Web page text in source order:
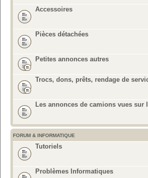
Accessoires
Pièces détachées
Petites annonces autres
Trocs, dons, prêts, rendage de
Les annonces de camions vues sur
FORUM & INFORMATIQUE
Tutoriels
Problèmes Informatiques